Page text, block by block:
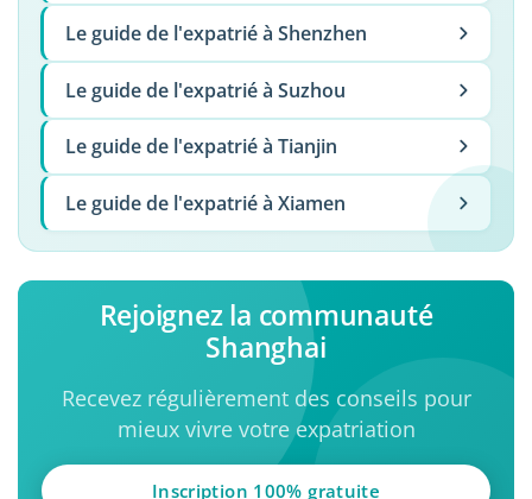
Le guide de l'expatrié à Shenzhen
Le guide de l'expatrié à Suzhou
Le guide de l'expatrié à Tianjin
Le guide de l'expatrié à Xiamen
Rejoignez la communauté
Shanghai
Recevez régulièrement des conseils pour
mieux vivre votre expatriation
Inscription 100% gratuite